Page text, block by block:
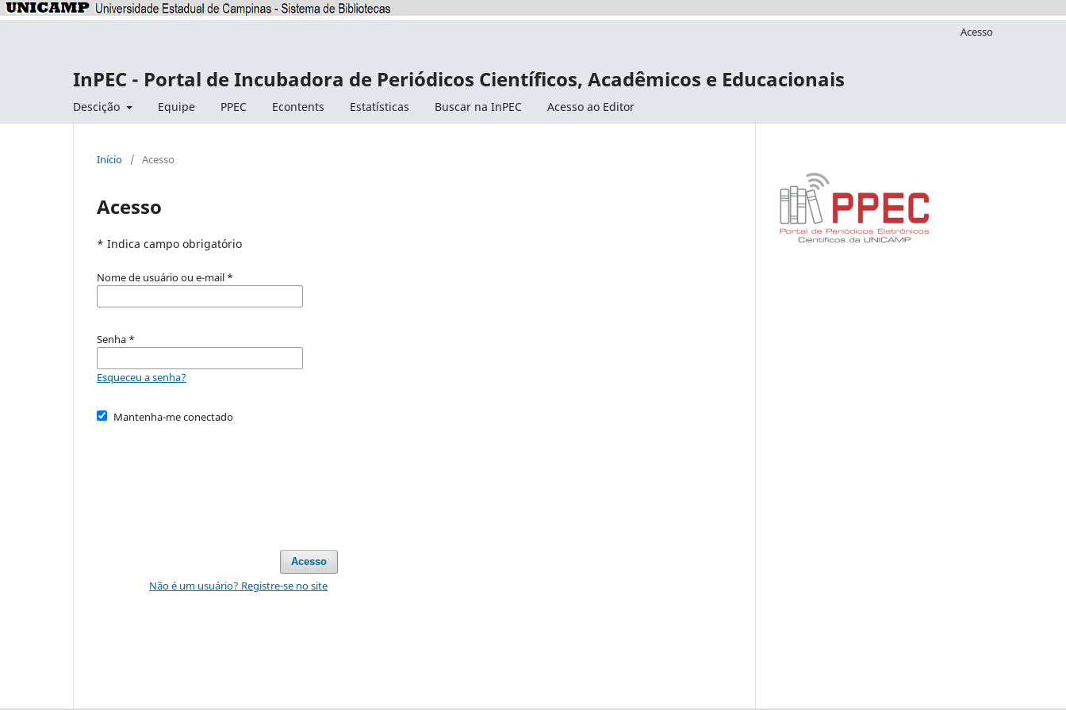
InPEC - Portal de Incubadora de Periódicos Científicos, Acadêmicos e Educacionais
Descição Equipe PPEC Econtents Estatísticas Buscar na InPEC Acesso ao Editor
Acesso
Início / Acesso
Acesso
* Indica campo obrigatório
Nome de usuário ou e-mail *
Senha *
Esqueceu a senha?
Mantenha-me conectado
Acesso
Não é um usuário? Registre-se no site